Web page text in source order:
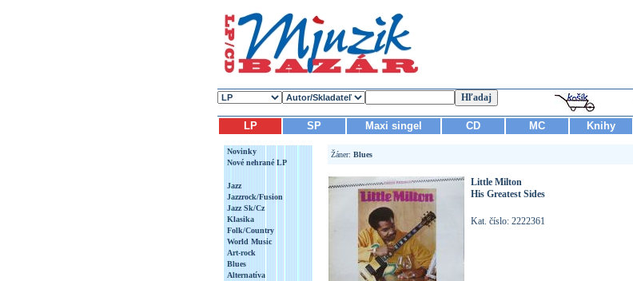
LP SP Maxi singel CD MC Knihy
Novinky
Nové nehrané LP
Jazz
Jazzrock/Fusion
Jazz Sk/Cz
Klasika
Folk/Country
World Music
Art-rock
Blues
Alternatíva
Žáner: Blues
Little Milton
His Greatest Sides
Kat. číslo: 2222361